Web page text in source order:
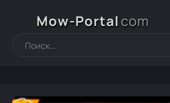
Mow-Portal com